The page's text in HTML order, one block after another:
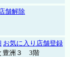
舗解除
お気に入り店舗登録
豊洲３ 3階